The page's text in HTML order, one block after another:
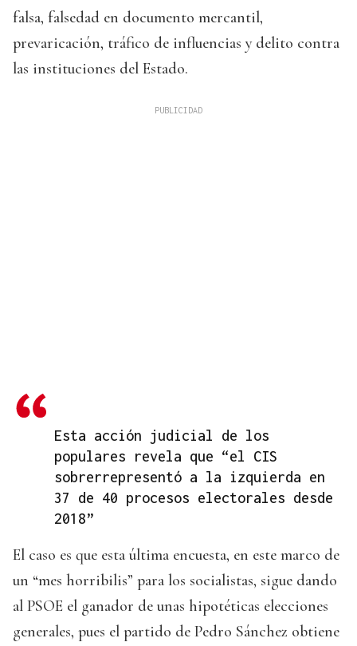
falsa, falsedad en documento mercantil,
prevaricación, tráfico de influencias y delito contra
las instituciones del Estado.
Esta acción judicial de los
populares revela que “el CIS
sobrerrepresentó a la izquierda en
37 de 40 procesos electorales desde
2018”
El caso es que esta última encuesta, en este marco de
un “mes horribilis” para los socialistas, sigue dando
al PSOE el ganador de unas hipotéticas elecciones
generales, pues el partido de Pedro Sánchez obtiene